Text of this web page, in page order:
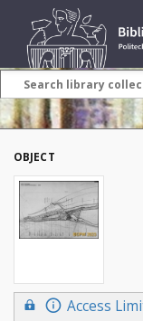
OBJECT
Access